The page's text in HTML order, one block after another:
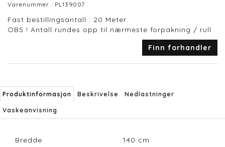
Varenummer : PL139007
Fast bestillingsantall : 20 Meter
OBS ! Antall rundes opp til nærmeste forpakning / rull
Finn forhandler
Produktinformasjon Beskrivelse Nedlastninger
Vaskeanvisning
Bredde 140 cm